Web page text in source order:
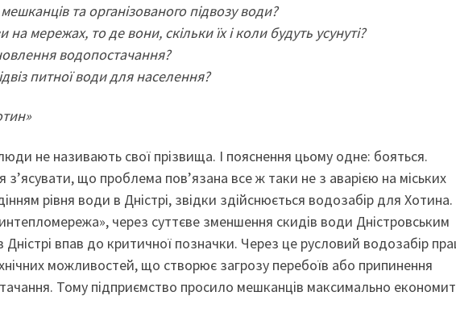
та організованого підвозу води?
мережах, то де вони, скільки їх і коли будуть усунуті?
водопостачання?
питної води для населення?
не називають свої прізвища. І пояснення цьому одне: бояться.
що проблема пов’язана все ж таки не з аварією на міських
рівня води в Дністрі, звідки здійснюється водозабір для Хотина.
через суттєве зменшення скидів води Дністровським
впав до критичної позначки. Через це русловий водозабір
можливостей, що створює загрозу перебоїв або припинення
Тому підприємство просило мешканців максимально